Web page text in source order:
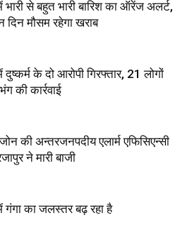
भारी से बहुत भारी बारिश का ऑरेंज अलर्ट,
मौसम रहेगा खराब
दुष्कर्म के दो आरोपी गिरफ्तार, 21 लोगों
की कार्रवाई
की अन्तरजनपदीय एलार्म एफिसिएन्सी
ने मारी बाजी
में गंगा का जलस्तर बढ़ रहा है